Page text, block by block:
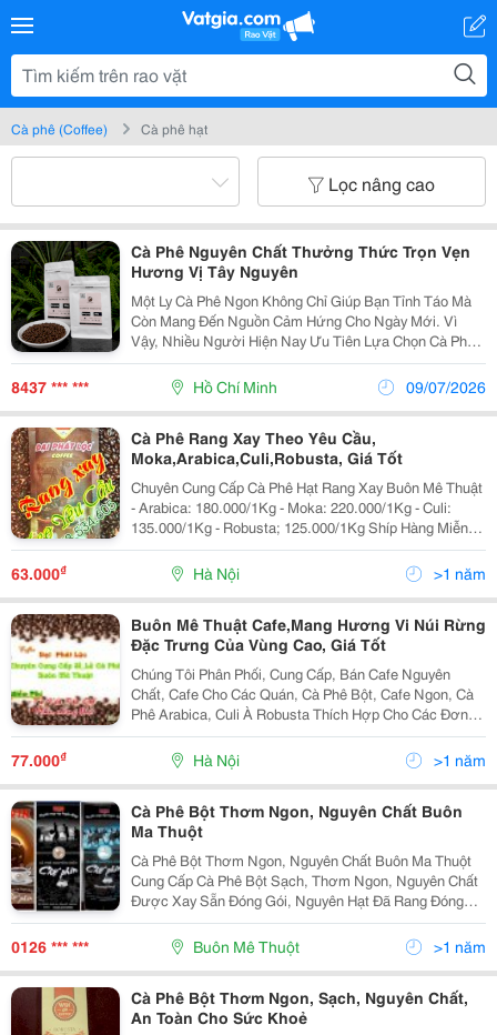
Cà phê (Coffee) Cà phê hạt
Lọc nâng cao
Cà Phê Nguyên Chất Thưởng Thức Trọn Vẹn
Hương Vị Tây Nguyên
Một Ly Cà Phê Ngon Không Chỉ Giúp Bạn Tỉnh Táo Mà
Còn Mang Đến Nguồn Cảm Hứng Cho Ngày Mới. Vì
Vậy, Nhiều Người Hiện Nay Ưu Tiên Lựa Chọn Cà Phê
Nguyên Chất Với Hương Thơm Tự Nhiên Và Vị Đậm Đà
Đặc Trưng. Nếu Yêu Thích Hương Vị Cà Phê Việt, Bạn
8437 *** *** Hồ Chí Minh 09/07/2026
Cà Phê Rang Xay Theo Yêu Cầu,
Moka,Arabica,Culi,Robusta, Giá Tốt
Chuyên Cung Cấp Cà Phê Hạt Rang Xay Buôn Mê Thuật
- Arabica: 180.000/1Kg - Moka: 220.000/1Kg - Culi:
135.000/1Kg - Robusta; 125.000/1Kg Shíp Hàng Miễn
Phí Kv Hà Nội Mr Sơn: 0978.534.605
63.000₫ Hà Nội >1 năm
Buôn Mê Thuật Cafe,Mang Hương Vi Núi Rừng
Đặc Trưng Của Vùng Cao, Giá Tốt
Chúng Tôi Phân Phối, Cung Cấp, Bán Cafe Nguyên
Chất, Cafe Cho Các Quán, Cà Phê Bột, Cafe Ngon, Cà
Phê Arabica, Culi À Robusta Thích Hợp Cho Các Đơn
Vị, Nhà Hàng, Quán Cà Phê, Các Hộ Gia Đình Với Giá
Tốt Nhất Và Cam Kết Chất L
77.000₫ Hà Nội >1 năm
Cà Phê Bột Thơm Ngon, Nguyên Chất Buôn
Ma Thuột
Cà Phê Bột Thơm Ngon, Nguyên Chất Buôn Ma Thuột
Cung Cấp Cà Phê Bột Sạch, Thơm Ngon, Nguyên Chất
Được Xay Sẵn Đóng Gói, Nguyên Hạt Đã Rang Đóng
Gói, Hoặc Rang Xay Nguyên Hạt Ngay Tại Chỗ. Giao
Hàng Trên Toàn Quốc, Liên Hệ Để Biết Giá Và Chương
0126 *** *** Buôn Mê Thuột >1 năm
Cà Phê Bột Thơm Ngon, Sạch, Nguyên Chất,
An Toàn Cho Sức Khoẻ